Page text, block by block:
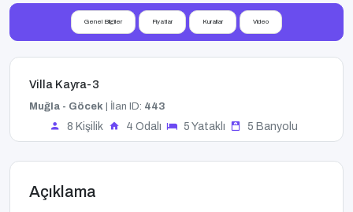
Genel Bilgiler Fiyatlar Kurallar Video
Villa Kayra-3
Muğla - Göcek | İlan ID: 443
8 Kişilik 4 Odalı 5 Yataklı 5 Banyolu
Açıklama